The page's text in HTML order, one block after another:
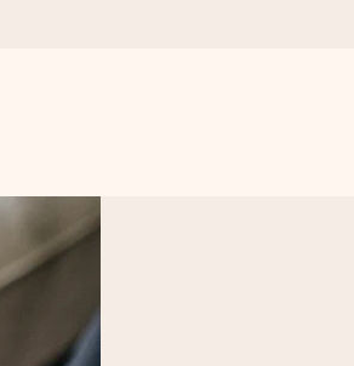
cela compte le plus.
nous sommes présents).